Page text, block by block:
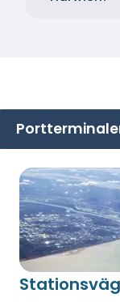
Stationsväg